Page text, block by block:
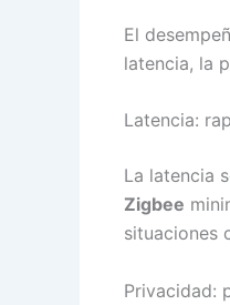
El
latencia, la
Latencia:
La latencia
Zigbee
situaciones
Privacidad: